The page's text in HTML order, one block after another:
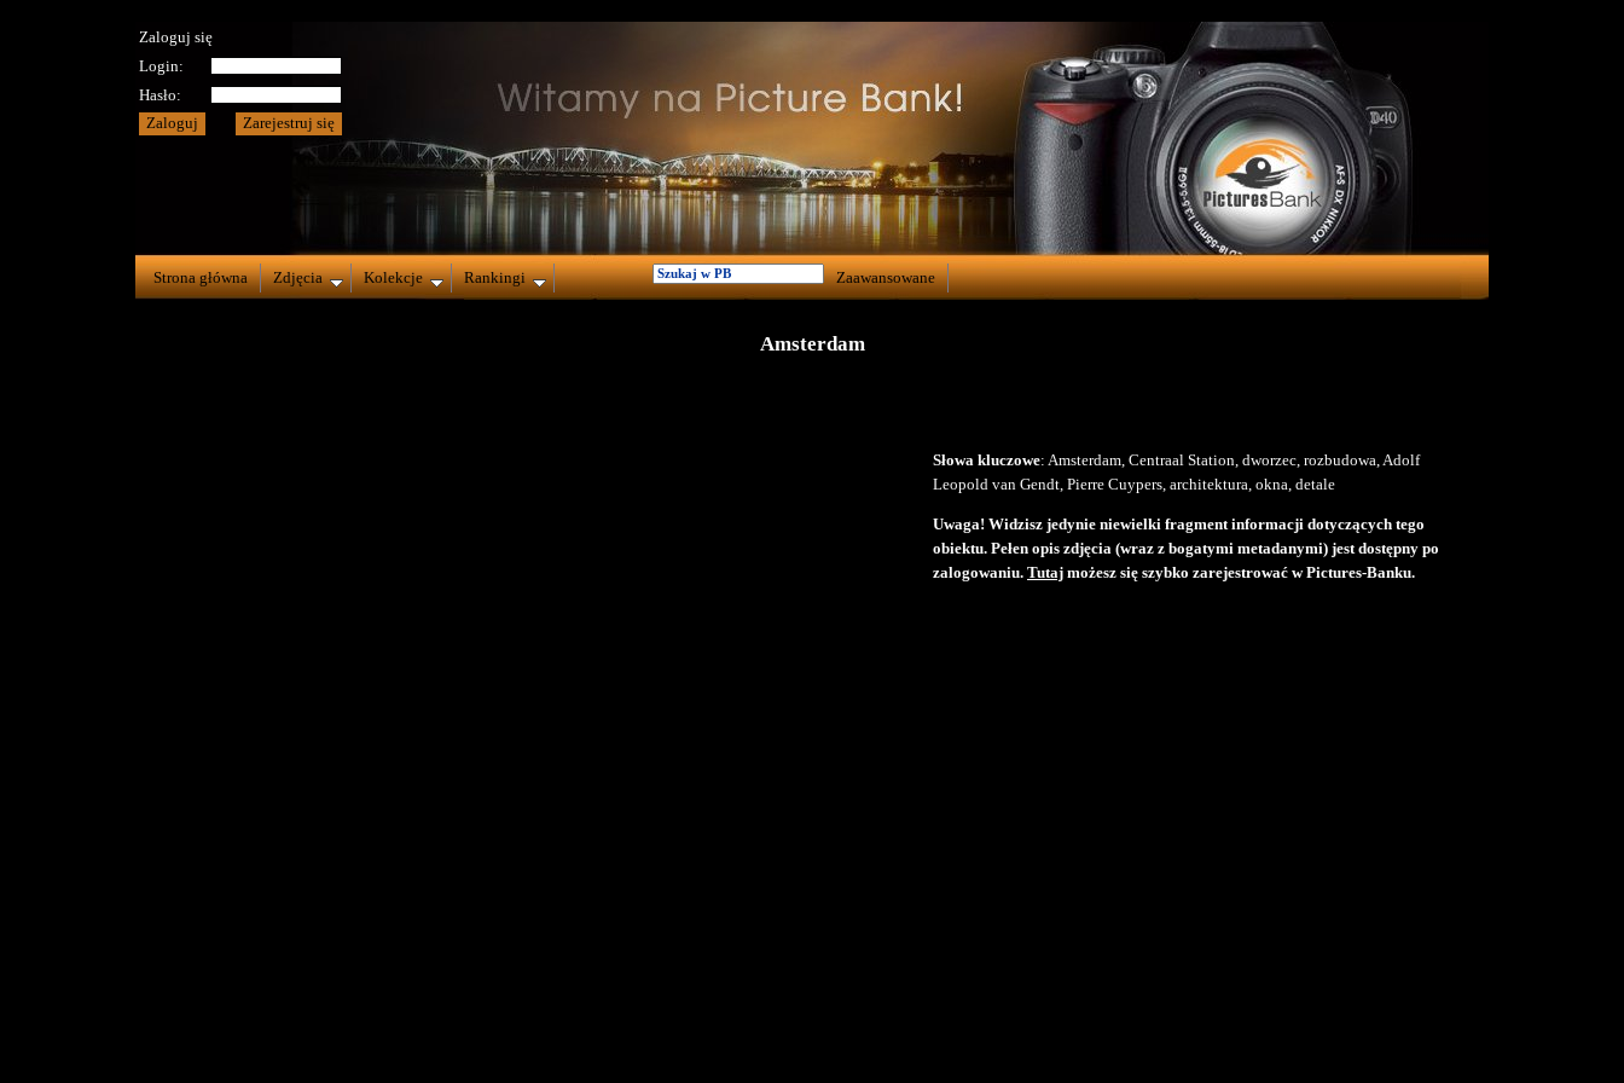
Zaloguj się
Login:
Hasło:
Strona główna Zdjęcia Kolekcje Rankingi Zaawansowane
Amsterdam
Słowa kluczowe: Amsterdam, Centraal Station, dworzec, rozbudowa, Adolf
Leopold van Gendt, Pierre Cuypers, architektura, okna, detale
Uwaga! Widzisz jedynie niewielki fragment informacji dotyczących tego
obiektu. Pełen opis zdjęcia (wraz z bogatymi metadanymi) jest dostępny po
zalogowaniu. Tutaj możesz się szybko zarejestrować w Pictures-Banku.